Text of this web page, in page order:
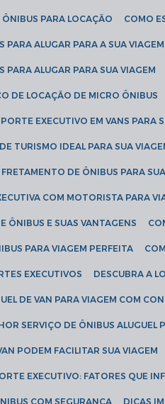
ÔNIBUS PARA LOCAÇÃO COMO
PARA ALUGAR PARA A SUA VIAGEM
PARA ALUGAR PARA SUA VIAGEM
DE LOCAÇÃO DE MICRO ÔNIBUS
EXECUTIVO EM VANS PARA
TURISMO IDEAL PARA SUA
FRETAMENTO DE ÔNIBUS PARA
COM MOTORISTA PARA
ÔNIBUS E SUAS VANTAGENS
PARA VIAGEM PERFEITA
EXECUTIVOS DESCUBRA A
DE VAN PARA VIAGEM COM
SERVIÇO DE ÔNIBUS ALUGUEL
PODEM FACILITAR SUA VIAGEM
EXECUTIVO: FATORES QUE
COM SEGURANÇA DICAS